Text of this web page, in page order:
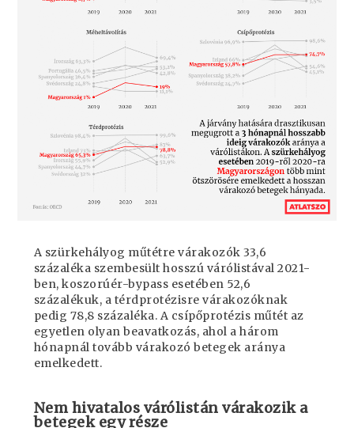
A szürkehályog műtétre várakozók 33,6
százaléka szembesült hosszú várólistával 2021-
ben, koszorúér-bypass esetében 52,6
százalékuk, a térdprotézisre várakozóknak
pedig 78,8 százaléka. A csípőprotézis műtét az
egyetlen olyan beavatkozás, ahol a három
hónapnál tovább várakozó betegek aránya
emelkedett.
Nem hivatalos várólistán várakozik a
betegek egy része